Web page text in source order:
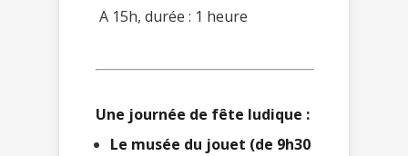
A 15h, durée : 1 heure
Une journée de fête ludique :
Le musée du jouet (de 9h30